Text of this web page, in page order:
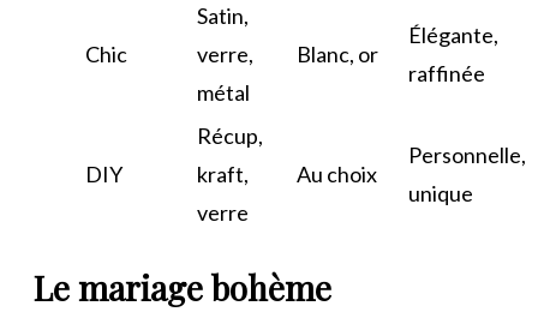
Chic
Satin,
verre,
métal
Blanc, or
Élégante,
raffinée
DIY
Récup,
kraft,
verre
Au choix
Personnelle,
unique
Le mariage bohème